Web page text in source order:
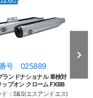
号 025889
ランドナショナル 車検対
ップオン クローム FXBB
ド：S&S(エスアンドエス)